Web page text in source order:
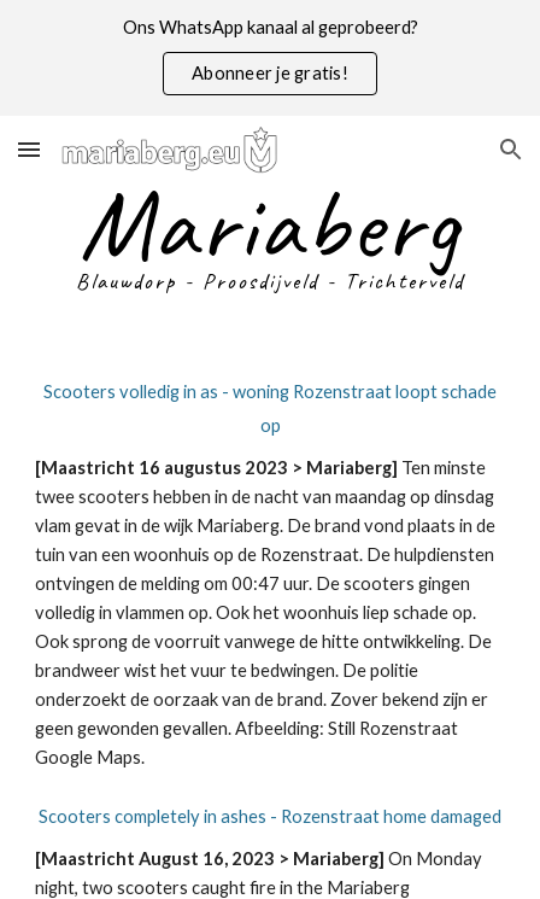
Ons WhatsApp kanaal al geprobeerd?
Abonneer je gratis!
Mariaberg
Blauwdorp - Proosdijveld - Trichterveld
Scooters volledig in as - woning Rozenstraat loopt schade
op
[Maastricht 16 augustus 2023 > Mariaberg] Ten minste
twee scooters hebben in de nacht van maandag op dinsdag
vlam gevat in de wijk Mariaberg. De brand vond plaats in de
tuin van een woonhuis op de Rozenstraat. De hulpdiensten
ontvingen de melding om 00:47 uur. De scooters gingen
volledig in vlammen op. Ook het woonhuis liep schade op.
Ook sprong de voorruit vanwege de hitte ontwikkeling. De
brandweer wist het vuur te bedwingen. De politie
onderzoekt de oorzaak van de brand. Zover bekend zijn er
geen gewonden gevallen. Afbeelding: Still Rozenstraat
Google Maps.
Scooters completely in ashes - Rozenstraat home damaged
[Maastricht August 16, 2023 > Mariaberg]On Monday
night, two scooters caught fire in the Mariaberg